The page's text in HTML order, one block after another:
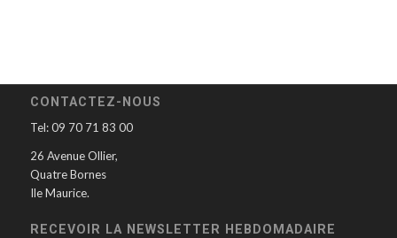
CONTACTEZ-NOUS
Tel: 09 70 71 83 00
26 Avenue Ollier,
Quatre Bornes
Ile Maurice.
RECEVOIR LA NEWSLETTER HEBDOMADAIRE